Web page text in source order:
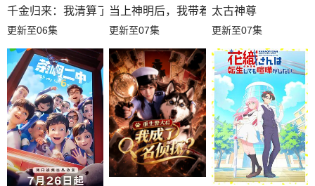
千金归来：我清算了枕边人
更新至06集
当上神明后，我带着信徒干翻了废土
更新至07集
太古神尊
更新至07集